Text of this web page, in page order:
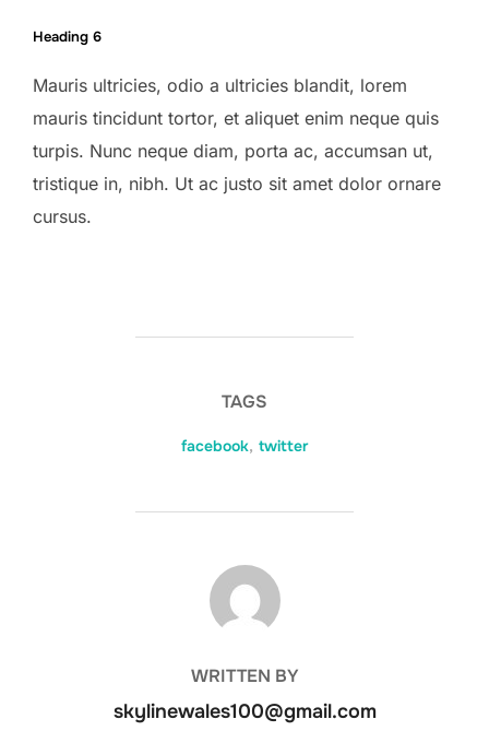
Heading 6
Mauris ultricies, odio a ultricies blandit, lorem
mauris tincidunt tortor, et aliquet enim neque quis
turpis. Nunc neque diam, porta ac, accumsan ut,
tristique in, nibh. Ut ac justo sit amet dolor ornare
cursus.
TAGS
facebook, twitter
POST AUTHOR
WRITTEN BY
skylinewales100@gmail.com